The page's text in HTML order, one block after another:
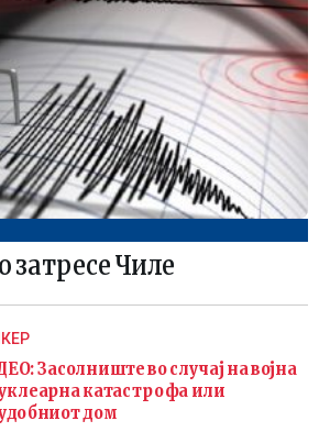
затресе Чиле
Засолниште во случај на војна
катастрофа или
дом